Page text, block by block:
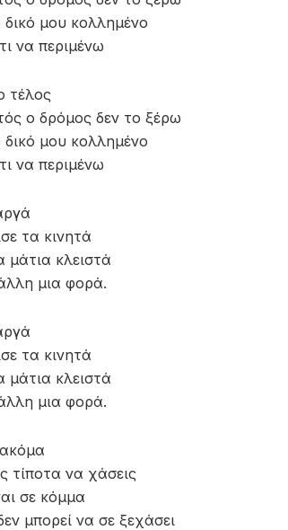
μου κολλημένο
να περιμένω
τέλος
ο δρόμος δεν το ξέρω
μου κολλημένο
να περιμένω
τα κινητά
κλειστά
μια φορά.
τα κινητά
κλειστά
μια φορά.
τίποτα να χάσεις
σε κόμμα
μπορεί να σε ξεχάσει